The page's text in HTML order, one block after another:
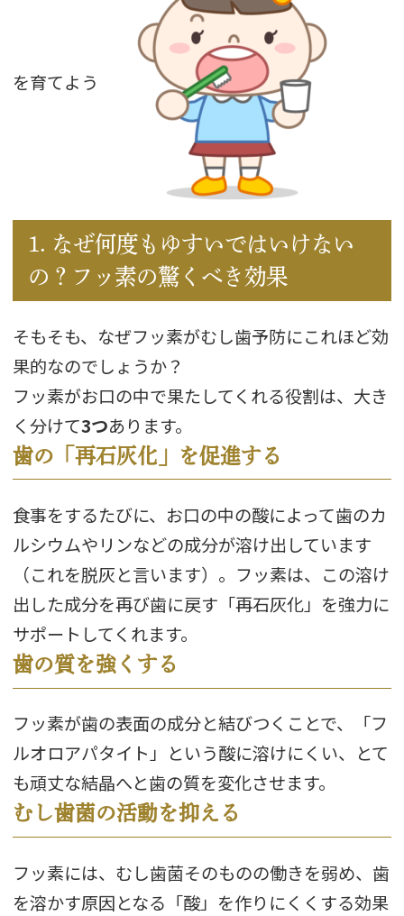
を育てよう
1. なぜ何度もゆすいではいけない
の？フッ素の驚くべき効果
そもそも、なぜフッ素がむし歯予防にこれほど効
果的なのでしょうか？
フッ素がお口の中で果たしてくれる役割は、大き
く分けて3つあります。
歯の「再石灰化」を促進する
食事をするたびに、お口の中の酸によって歯のカ
ルシウムやリンなどの成分が溶け出しています
（これを脱灰と言います）。フッ素は、この溶け
出した成分を再び歯に戻す「再石灰化」を強力に
サポートしてくれます。
歯の質を強くする
フッ素が歯の表面の成分と結びつくことで、「フ
ルオロアパタイト」という酸に溶けにくい、とて
も頑丈な結晶へと歯の質を変化させます。
むし歯菌の活動を抑える
フッ素には、むし歯菌そのものの働きを弱め、歯
を溶かす原因となる「酸」を作りにくくする効果